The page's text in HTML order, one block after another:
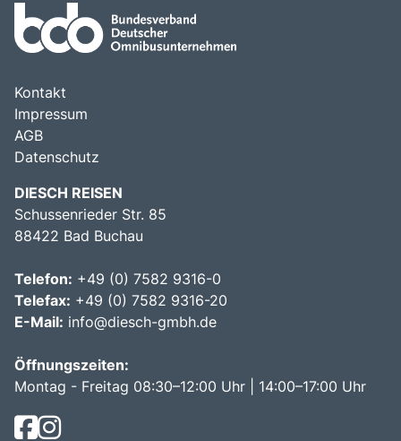
Kontakt
Impressum
AGB
Datenschutz
DIESCH REISEN
Schussenrieder Str. 85
88422 Bad Buchau
Telefon: +49 (0) 7582 9316-0
Telefax: +49 (0) 7582 9316-20
E-Mail: info@diesch-gmbh.de
Öffnungszeiten:
Montag - Freitag 08:30–12:00 Uhr | 14:00–17:00 Uhr